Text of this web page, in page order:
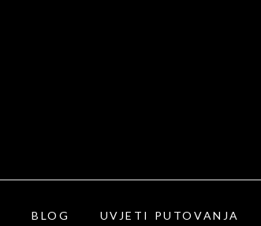
BLOG UVJETI PUTOVANJA